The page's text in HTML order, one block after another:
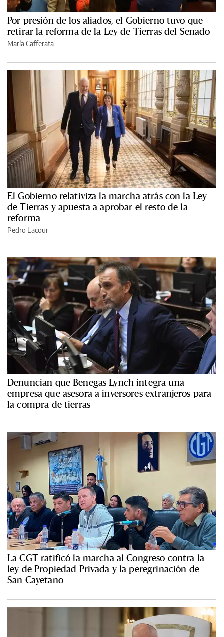
Por presión de los aliados, el Gobierno tuvo que
retirar la reforma de la Ley de Tierras del Senado
María Cafferata
El Gobierno relativiza la marcha atrás con la Ley
de Tierras y apuesta a aprobar el resto de la
reforma
Pedro Lacour
Denuncian que Benegas Lynch integra una
empresa que asesora a inversores extranjeros para
la compra de tierras
La CGT ratificó la marcha al Congreso contra la
ley de Propiedad Privada y la peregrinación de
San Cayetano